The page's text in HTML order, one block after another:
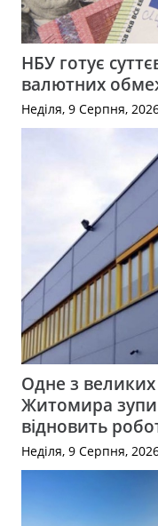
НБУ готує
валютних
Неділя, 9 Серпня,
Одне з великих
Житомира
відновить
Неділя, 9 Серпня,